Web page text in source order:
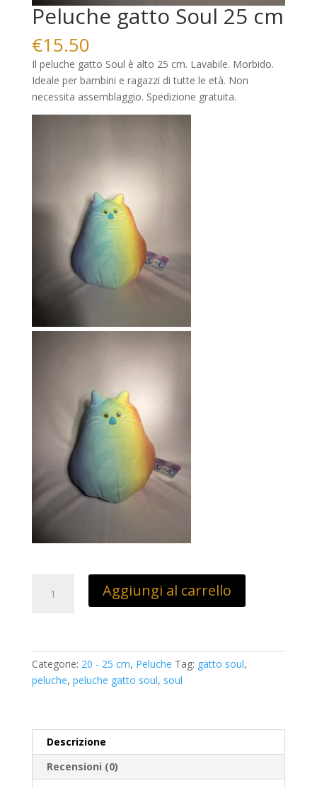
Peluche gatto Soul 25 cm
€15.50
Il peluche gatto Soul è alto 25 cm. Lavabile. Morbido.
Ideale per bambini e ragazzi di tutte le età. Non
necessita assemblaggio. Spedizione gratuita.
gatto
quantità
Aggiungi al carrello
l
t
e
a
v
Categorie: 20 - 25 cm, Peluche Tag: gatto soul,
peluche, peluche gatto soul, soul
Descrizione
Recensioni (0)